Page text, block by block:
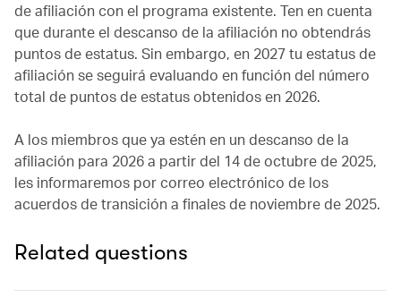
de afiliación con el programa existente. Ten en cuenta
que durante el descanso de la afiliación no obtendrás
puntos de estatus. Sin embargo, en 2027 tu estatus de
afiliación se seguirá evaluando en función del número
total de puntos de estatus obtenidos en 2026.
A los miembros que ya estén en un descanso de la
afiliación para 2026 a partir del 14 de octubre de 2025,
les informaremos por correo electrónico de los
acuerdos de transición a finales de noviembre de 2025.
Related questions